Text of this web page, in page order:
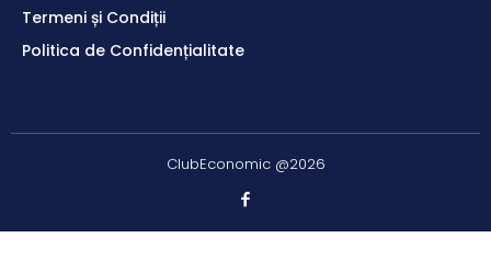
Termeni și Condiții
Politica de Confidențialitate
ClubEconomic @2026